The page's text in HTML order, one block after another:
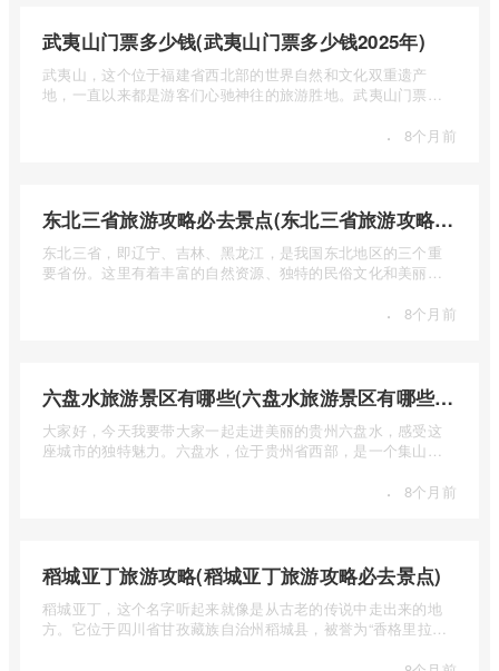
武夷山门票多少钱(武夷山门票多少钱2025年)
武夷山，这个位于福建省西北部的世界自然和文化双重遗产
地，一直以来都是游客们心驰神往的旅游胜地。武夷山门票多
· 8个月前
东北三省旅游攻略必去景点(东北三省旅游攻略必去景点视频介绍)
东北三省，即辽宁、吉林、黑龙江，是我国东北地区的三个重
要省份。这里有着丰富的自然资源、独特的民俗文化和美丽的
· 8个月前
六盘水旅游景区有哪些(六盘水旅游景区有哪些景点值得去)
大家好，今天我要带大家一起走进美丽的贵州六盘水，感受这
座城市的独特魅力。六盘水，位于贵州省西部，是一个集山水
· 8个月前
稻城亚丁旅游攻略(稻城亚丁旅游攻略必去景点)
稻城亚丁，这个名字听起来就像是从古老的传说中走出来的地
方。它位于四川省甘孜藏族自治州稻城县，被誉为“香格里拉的